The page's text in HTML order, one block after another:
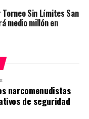
Sin Límites San
medio millón en
narcomenudistas
de seguridad